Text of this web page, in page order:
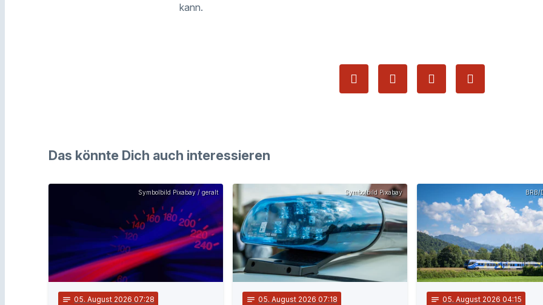
kann.
Das könnte Dich auch interessieren
Symbolbild Pixabay / geralt
notes 05. August 2026 07:28
Symbolbild Pixabay
notes 05. August 2026 07:18
BRB/
notes 05. August 2026 04:15